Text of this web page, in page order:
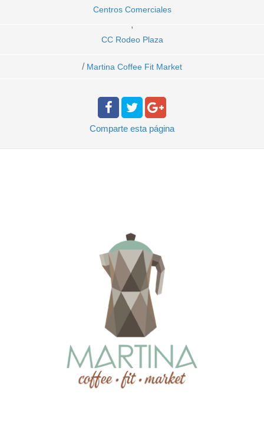
Centros Comerciales
,
CC Rodeo Plaza
/ Martina Coffee Fit Market
Comparte esta página